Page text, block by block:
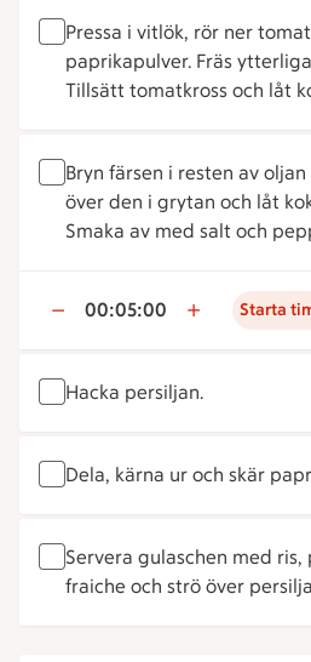
Pressa i vitlök, rör ner
paprikapulver. Fräs
Tillsätt tomatkross och låt
Bryn färsen i resten av
över den i grytan och låt
Smaka av med salt och
00:05:00 Starta
Hacka persiljan.
Dela, kärna ur och skär
Servera gulaschen med
fraiche och strö över